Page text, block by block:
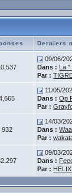
Derniers
09/06/
Dans : La "
Par :
11/05/
Dans : Op
Par :
932
14/03/
Dans :
Par :
09/03/
Dans :
Par :